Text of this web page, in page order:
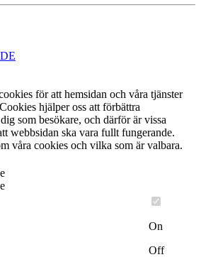
för att hemsidan och våra tjänster
hjälper oss att förbättra
som besökare, och därför är vissa
webbsidan ska vara fullt fungerande.
våra cookies och vilka som är valbara.
On
Off